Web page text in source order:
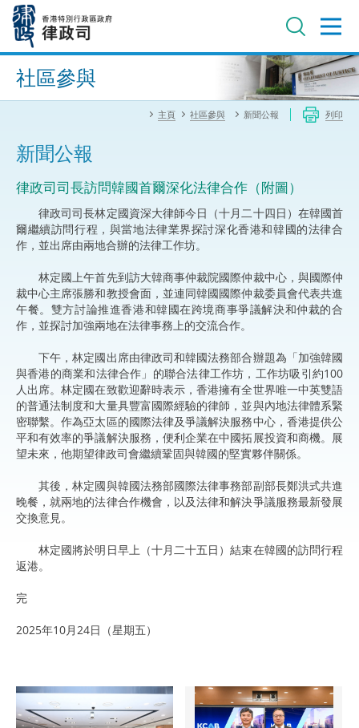
內
進階搜尋
社區參與
主頁 社區參與 新聞公報 列印
新聞公報
​​律政司司長訪問韓國首爾深化法律合作（附圖）
律政司司長林定國資深大律師今日（十月二十四日）在韓國首
爾繼續訪問行程，與當地法律業界探討深化香港和韓國的法律合
作，並出席由兩地合辦的法律工作坊。
林定國上午首先到訪大韓商事仲裁院國際仲裁中心，與國際仲
裁中心主席張勝和教授會面，並連同韓國國際仲裁委員會代表共進
午餐。雙方討論推進香港和韓國在跨境商事爭議解決和仲裁的合
作，並探討加強兩地在法律事務上的交流合作。
下午，林定國出席由律政司和韓國法務部合辦題為「加強韓國
與香港的商業和法律合作」的聯合法律工作坊，工作坊吸引約100
人出席。林定國在致歡迎辭時表示，香港擁有全世界唯一中英雙語
的普通法制度和大量具豐富國際經驗的律師，並與內地法律體系緊
密聯繫。作為亞太區的國際法律及爭議解決服務中心，香港提供公
平和有效率的爭議解決服務，便利企業在中國拓展投資和商機。展
望未來，他期望律政司會繼續鞏固與韓國的堅實夥伴關係。
其後，林定國與韓國法務部國際法律事務部副部長鄭洪式共進
晚餐，就兩地的法律合作機會，以及法律和解決爭議服務最新發展
交換意見。
林定國將於明日早上（十月二十五日）結束在韓國的訪問行程
返港。
完
2025年10月24日（星期五）